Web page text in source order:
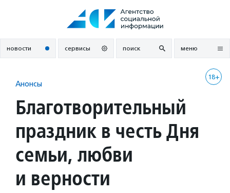
новости сервисы поиск меню
18+
Анонсы
Благотворительный
праздник в честь Дня
семьи, любви
и верности